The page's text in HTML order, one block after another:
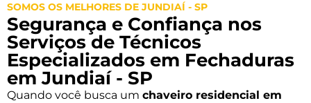
SOMOS OS MELHORES DE JUNDIAÍ - SP
Segurança e Confiança nos
Serviços de Técnicos
Especializados em Fechaduras
em Jundiaí - SP
Quando você busca um chaveiro residencial em